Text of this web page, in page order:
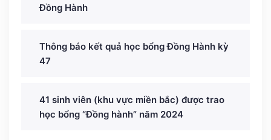
Đồng Hành
Thông báo kết quả học bổng Đồng Hành kỳ
47
41 sinh viên (khu vực miền bắc) được trao
học bổng “Đồng hành” năm 2024